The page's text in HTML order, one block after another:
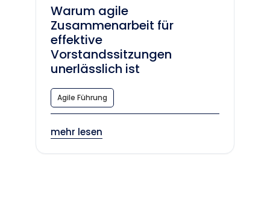
Warum agile
Zusammenarbeit für
effektive
Vorstandssitzungen
unerlässlich ist
Agile Führung
mehr lesen